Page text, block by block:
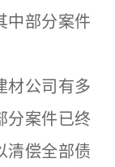
中部分案件
公司有多
分案件已终
清偿全部债